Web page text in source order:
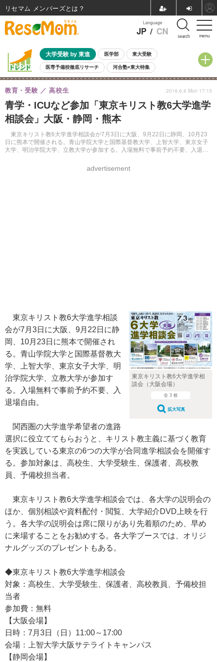
menu
Language
JP / CN search
大学受験 by 東進 医学部 東大受験
医専予備校徹底リサーチ 河合塾×東大特集
親子で考える大学選び 高校受験 中学受験 小学校受験
共通テスト 夏休み
8月開催イベント・WS 全国公立高校 過去問 人気記事
自由研究教材（小学生向け） 自由研究教材（中学生向け）
青学・ICUなど参加「東京キリスト教6大学進学
相談会」大阪・静岡・熊本
東京キリスト教6大学進学相談会が7月3日に大阪、9月22日に静岡、10月23
日に熊本で開催される。青山学院大学と国際基督教大学、上智大学、東京女子
大学、明治学院大学、立教大学が参加する。入場無料で事前予約不要、入退場
教育・受験 高校生
advertisement
2016.6.6 Mon 17:15
東京キリスト教6大学進学相
談会（大阪会場）
全 3 枚
拡大写真
東京キリスト教6大学進学相談
会が7月3日に大阪、9月22日に静
岡、10月23日に熊本で開催され
る。青山学院大学と国際基督教大
学、上智大学、東京女子大学、明
治学院大学、立教大学が参加す
る。入場無料で事前予約不要、入
退場自由。
関西圏の大学進学希望者の進路
選択に役立ててもらおうと、キリスト教主義に基づく教育
を実践している東京の6つの大学が合同進学相談会を開催す
る。参加対象は、高校生、大学受験生、保護者、高校教
員、予備校担当者。
東京キリスト教6大学進学相談会では、各大学の説明会の
ほか、個別相談や資料配付・閲覧、大学紹介DVD上映を行
う。各大学の説明会は席に限りがあり先着順のため、早め
に来場することをお勧めする。各大学ブースでは、オリジ
ナルグッズのプレゼントもある。
◆東京キリスト教6大学進学相談会
対象：高校生、大学受験生、保護者、高校教員、予備校担
当者
参加費：無料
【大阪会場】
日時：7月3日（日）11:00～17:00
会場：上智大学大阪サテライトキャンパス
【静岡会場】
リセマム メンバーズ